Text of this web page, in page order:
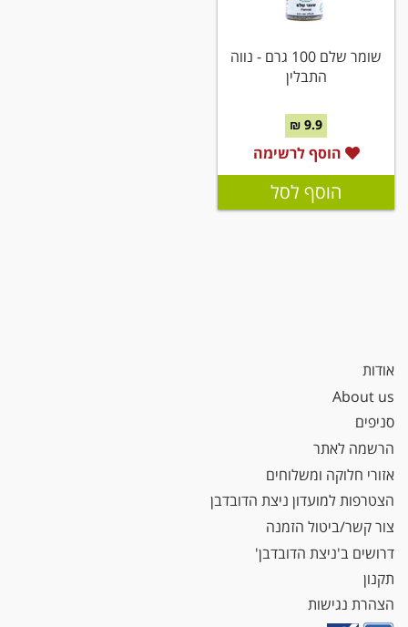
שומר שלם 100 גרם - נווה
התבלין
9.9 ₪
הוסף לרשימה
הוסף לסל
אודות
About us
סניפים
הרשמה לאתר
אזורי חלוקה ומשלוחים
הצטרפות למועדון ניצת הדובדבן
צור קשר/ביטול הזמנה
דרושים ב'ניצת הדובדבן'
תקנון
הצהרת נגישות